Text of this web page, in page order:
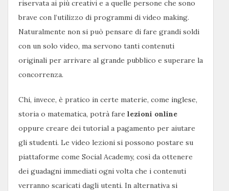
riservata ai più creativi e a quelle persone che sono
brave con l’utilizzo di programmi di video making.
Naturalmente non si può pensare di fare grandi soldi
con un solo video, ma servono tanti contenuti
originali per arrivare al grande pubblico e superare la
concorrenza.
Chi, invece, è pratico in certe materie, come inglese,
storia o matematica, potrà fare lezioni online
oppure creare dei tutorial a pagamento per aiutare
gli studenti. Le video lezioni si possono postare su
piattaforme come Social Academy, così da ottenere
dei guadagni immediati ogni volta che i contenuti
verranno scaricati dagli utenti. In alternativa si